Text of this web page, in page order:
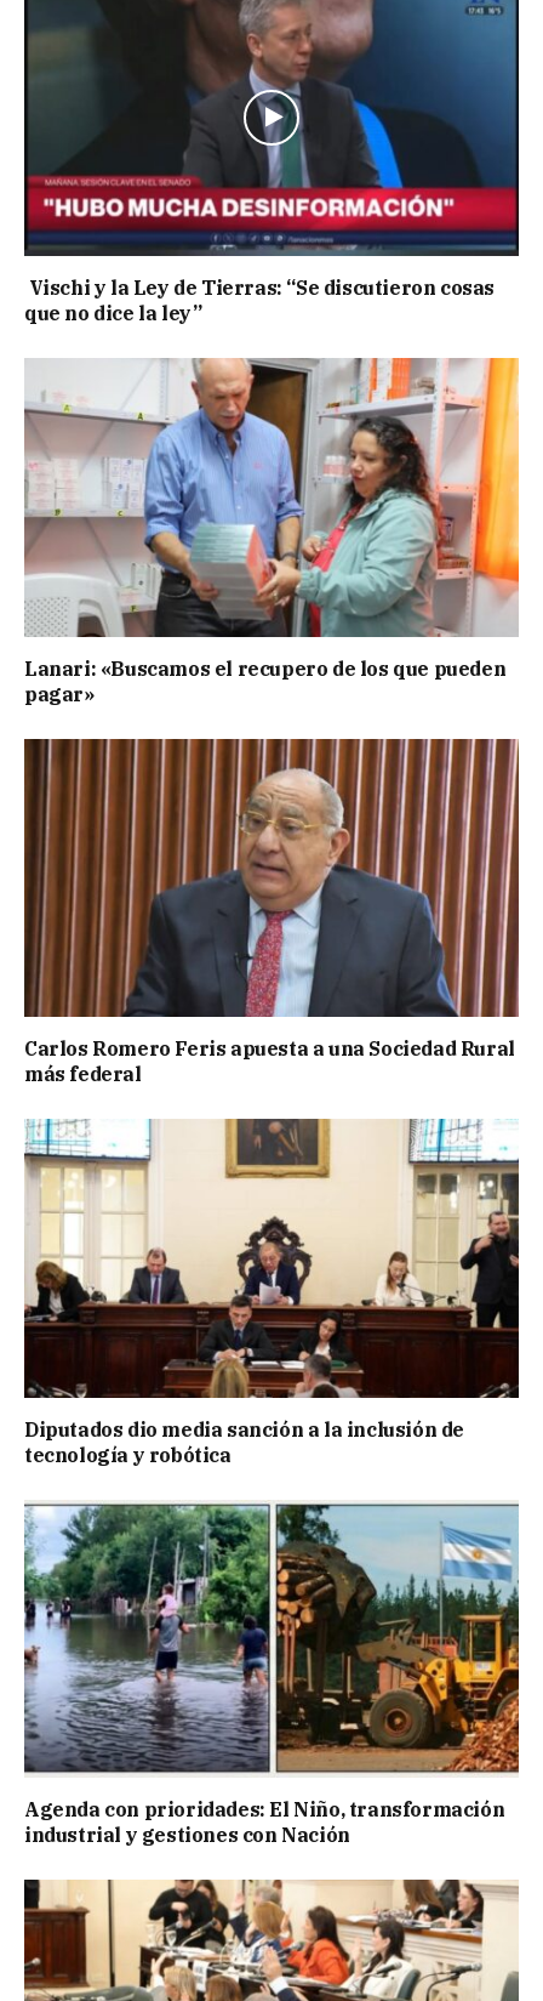
Vischi y la Ley de Tierras: “Se discutieron cosas
que no dice la ley”
Lanari: «Buscamos el recupero de los que pueden
pagar»
Carlos Romero Feris apuesta a una Sociedad Rural
más federal
Diputados dio media sanción a la inclusión de
tecnología y robótica
Agenda con prioridades: El Niño, transformación
industrial y gestiones con Nación